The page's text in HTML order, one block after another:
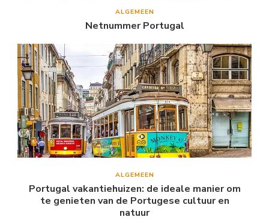
ALGEMEEN
Netnummer Portugal
ALGEMEEN
Portugal vakantiehuizen: de ideale manier om
te genieten van de Portugese cultuur en
natuur